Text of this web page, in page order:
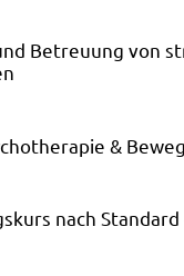
Betreuung von
&
nach